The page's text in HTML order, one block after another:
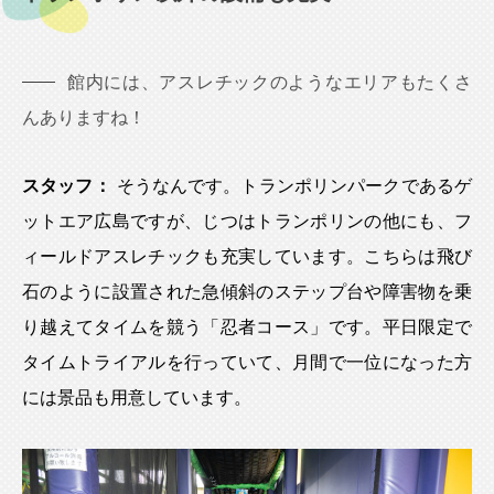
館内には、アスレチックのようなエリアもたくさ
んありますね！
スタッフ：
そうなんです。トランポリンパークであるゲ
ットエア広島ですが、じつはトランポリンの他にも、フ
ィールドアスレチックも充実しています。こちらは飛び
石のように設置された急傾斜のステップ台や障害物を乗
り越えてタイムを競う「忍者コース」です。平日限定で
タイムトライアルを行っていて、月間で一位になった方
には景品も用意しています。